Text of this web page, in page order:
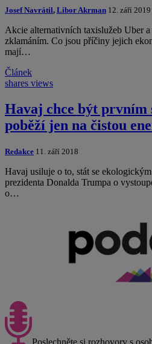
Josef Navrátil, Libor Akrman 12. září 2019
Akcie alternativních taxislužeb Uber
zklamáním. Co jsou příčiny jejich
mají…
Článek
shares views
Havaj chce být prvním
poběží jen na čistou
Redakce 11. září 2018
Havaj usiluje o to, stát se
prezidenta Donalda Trumpa o
o…
Poslechněte si rozhovory s